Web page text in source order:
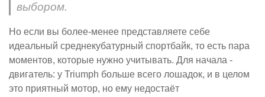
выбором.
Но если вы более-менее представляете себе
идеальный среднекубатурный спортбайк, то есть пара
моментов, которые нужно учитывать. Для начала -
двигатель: у Triumph больше всего лошадок, и в целом
это приятный мотор, но ему недостаёт